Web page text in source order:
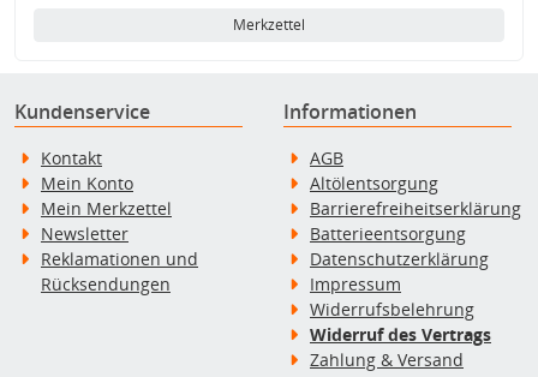
Merkzettel
Kundenservice
Kontakt
Mein Konto
Mein Merkzettel
Newsletter
Reklamationen und
Rücksendungen
Informationen
AGB
Altölentsorgung
Barrierefreiheitserklärung
Batterieentsorgung
Datenschutzerklärung
Impressum
Widerrufsbelehrung
Widerruf des Vertrags
Zahlung & Versand